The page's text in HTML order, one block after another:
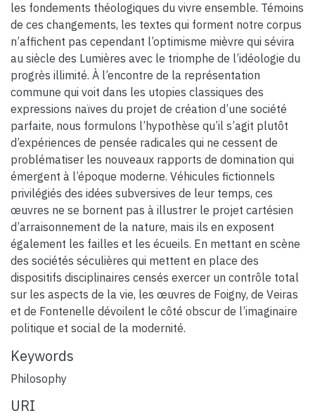
les fondements théologiques du vivre ensemble. Témoins
de ces changements, les textes qui forment notre corpus
n’affichent pas cependant l’optimisme mièvre qui sévira
au siècle des Lumières avec le triomphe de l’idéologie du
progrès illimité. À l’encontre de la représentation
commune qui voit dans les utopies classiques des
expressions naïves du projet de création d’une société
parfaite, nous formulons l’hypothèse qu’il s’agit plutôt
d’expériences de pensée radicales qui ne cessent de
problématiser les nouveaux rapports de domination qui
émergent à l’époque moderne. Véhicules fictionnels
privilégiés des idées subversives de leur temps, ces
œuvres ne se bornent pas à illustrer le projet cartésien
d’arraisonnement de la nature, mais ils en exposent
également les failles et les écueils. En mettant en scène
des sociétés séculières qui mettent en place des
dispositifs disciplinaires censés exercer un contrôle total
sur les aspects de la vie, les œuvres de Foigny, de Veiras
et de Fontenelle dévoilent le côté obscur de l’imaginaire
politique et social de la modernité.
Keywords
Philosophy
URI